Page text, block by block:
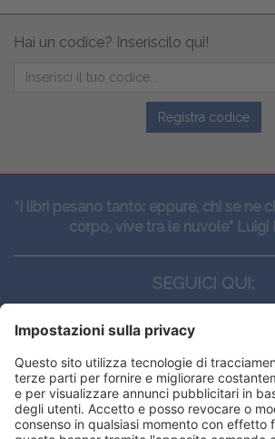
Hai un codice? Inseriscilo qui!
Registra codice
“I libri pesano tanto: eppure, chi se ne
corpo, vive tra le nuvole” Luigi
SEGUICI QUI:
CONTATTI
Edi.Ermes srl